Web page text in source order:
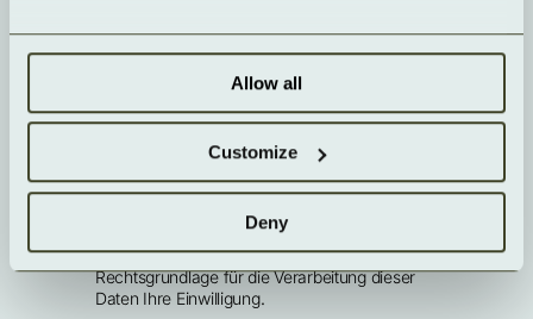
Allow all
Customize
Deny
und lassen sich keiner bestimmten natürlichen
Person zuordnen. In einigen Fällen können die
erhobenen Daten Ihnen jedoch persönlich
Ihre Identität offengelegt haben, z.B. bei der
Eröffnung eines Nutzerkontos oder bei der
Übermittlung einer Anfrage). Sofern die mit
Hilfe von Performance Cookies verarbeiteten
Daten Ihnen im Einzelfall direkt zugeordnet
werden können oder anderweitig als
personenbeziehbar anzusehen sind, ist die
Rechtsgrundlage für die Verarbeitung dieser
Daten Ihre Einwilligung.